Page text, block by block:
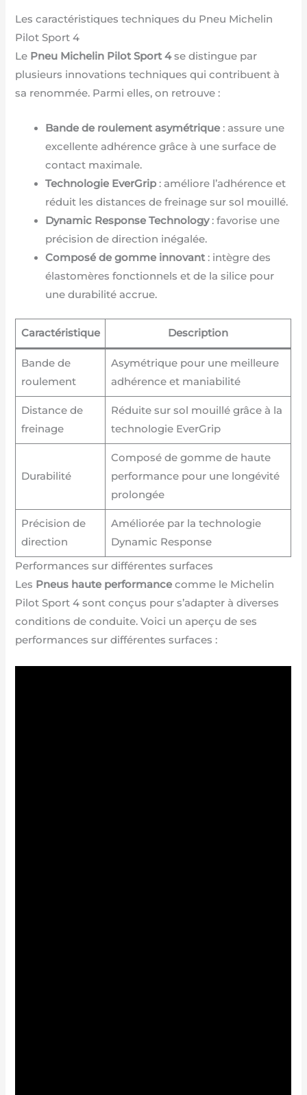
Les caractéristiques techniques du Pneu Michelin
Pilot Sport 4
Le Pneu Michelin Pilot Sport 4se distingue par
plusieurs innovations techniques qui contribuent à
sa renommée. Parmi elles, on retrouve :
Bande de roulement asymétrique : assure une
excellente adhérence grâce à une surface de
contact maximale.
Technologie EverGrip : améliore l’adhérence et
réduit les distances de freinage sur sol mouillé.
Dynamic Response Technology: favorise une
précision de direction inégalée.
Composé de gomme innovant : intègre des
élastomères fonctionnels et de la silice pour
une durabilité accrue.
Caractéristique Description
Bande de
roulement
Asymétrique pour une meilleure
adhérence et maniabilité
Distance de
freinage
Réduite sur sol mouillé grâce à la
technologie EverGrip
Durabilité
Composé de gomme de haute
performance pour une longévité
prolongée
Précision de
direction
Améliorée par la technologie
Dynamic Response
Performances sur différentes surfaces
Les Pneus haute performance comme le Michelin
Pilot Sport 4 sont conçus pour s’adapter à diverses
conditions de conduite. Voici un aperçu de ses
performances sur différentes surfaces :